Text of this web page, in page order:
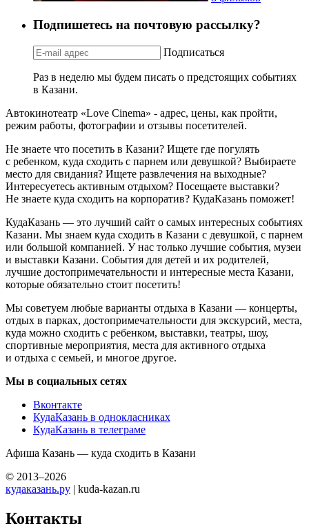
Подпишетесь на почтовую рассылку?
Подписаться
Раз в неделю мы будем писать о предстоящих событиях
в Казани.
Автокинотеатр «Love Cinema» - адрес, цены, как пройти,
режим работы, фотографии и отзывы посетителей.
Не знаете что посетить в Казани? Ищете где погулять
с ребенком, куда сходить с парнем или девушкой? Выбираете
место для свидания? Ищете развлечения на выходные?
Интересуетесь активным отдыхом? Посещаете выставки?
Не знаете куда сходить на корпоратив? КудаКазань поможет!
КудаКазань — это лучший сайт о самых интересных событиях
Казани. Мы знаем куда сходить в Казани с девушкой, с парнем
или большой компанией. У нас только лучшие события, музеи
и выставки Казани. События для детей и их родителей,
лучшие достопримечательности и интересные места Казани,
которые обязательно стоит посетить!
Мы советуем любые варианты отдыха в Казани — концерты,
отдых в парках, достопримечательности для экскурсий, места,
куда можно сходить с ребенком, выставки, театры, шоу,
спортивные мероприятия, места для активного отдыха
и отдыха с семьей, и многое другое.
Мы в социальных сетях
Вконтакте
КудаКазань в однокласниках
КудаКазань в телеграме
Афиша Казань — куда сходить в Казани
© 2013–2026
кудаказань.ру | kuda-kazan.ru
Контакты